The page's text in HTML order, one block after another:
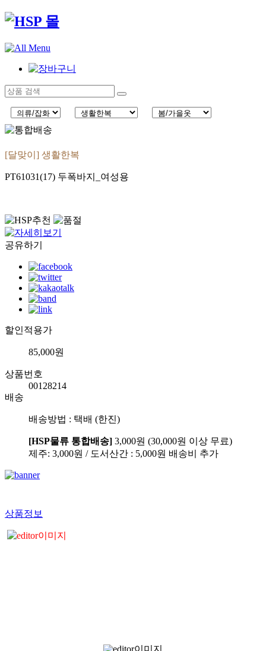
[달맞이] 생활한복
PT61031(17) 두폭바지_여성용
공유하기
할인적용가
85,000원
상품번호
00128214
배송
배송방법 : 택배 (한진)
[HSP물류 통합배송] 3,000원 (30,000원 이상 무료)
제주: 3,000원 / 도서산간 : 5,000원 배송비 추가
상품정보